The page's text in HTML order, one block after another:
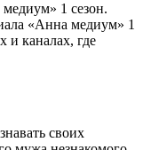
1 сезон.
«Анна медиум» 1
и каналах, где
своих